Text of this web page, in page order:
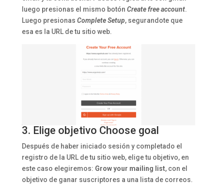
luego presionas el mismo botón Create free account.
Luego presionas Complete Setup, segurandote que
esa es la URL de tu sitio web.
3. Elige objetivo Choose goal
Después de haber iniciado sesión y completado el
registro de la URL de tu sitio web, elige tu objetivo, en
este caso elegiremos: Grow your mailing list, con el
objetivo de ganar suscriptores a una lista de correos.